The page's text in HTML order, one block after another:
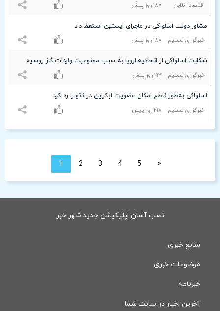
اقتصاد آنلاین ۱۸۷ روز پیش
مشاور دولت اسلواکی در ماجرای اپستین استعفا داد
خبرگزاری تسنیم ۱۸۸ روز پیش
شکایت اسلواکی از اتحادیه اروپا به سبب ممنوعیت واردات گاز روسیه
خبرگزاری تسنیم ۱٩٣ روز پیش
اسلواکی به‌طور قاطع امکان عضویت اوکراین در ناتو را رد کرد
خبرگزاری تسنیم ۲۱۸ روز پیش
1 2 3 4 5 <
نصب آسان اپلیکیشن جدید شهر خبر
منابع خبری
موضوعات خبری
خبرنامه
آخرین اخبار در سایت شما